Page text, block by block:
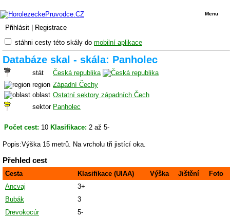
Přihlásit Registrace
Menu
stáhni cesty této skály do mobilní aplikace
Databáze skal - skála: Panholec
stát
Česká republika
region Západní Čechy
oblast Ostatní sektory západních Čech
sektor Panholec
Počet cest: 10 Klasifikace: 2 až 5-
Popis:Výška 15 metrů. Na vrcholu tři jistící oka.
Přehled cest
Cesta Klasifikace (UIAA) Výška Jištění
Foto
Ancvaj
3+
Bubák
3
Drevokocúr
5-